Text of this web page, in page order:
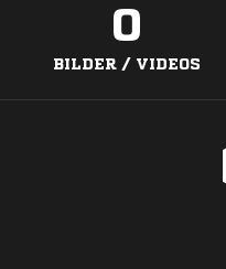
0
BILDER / VIDEOS